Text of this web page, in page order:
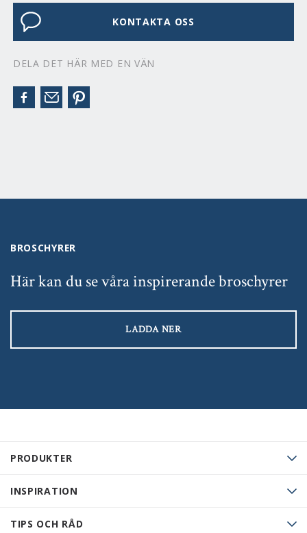
KONTAKTA OSS
DELA DET HÄR MED EN VÄN
PRODUKTER
INSPIRATION
TIPS OCH RÅD
BROSCHYRER
Här kan du se våra inspirerande broschyrer
LADDA NER